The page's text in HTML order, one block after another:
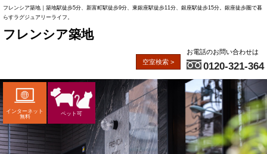
フレンシア築地｜築地駅徒歩5分、新富町駅徒歩9分、東銀座駅徒歩11分、銀座駅徒歩15分。銀座徒歩圏で暮
らすラグジュアリーライフ。
フレンシア築地
空室検索 >
お電話のお問い合わせは
0120-321-364
インターネット
無料
ペット可